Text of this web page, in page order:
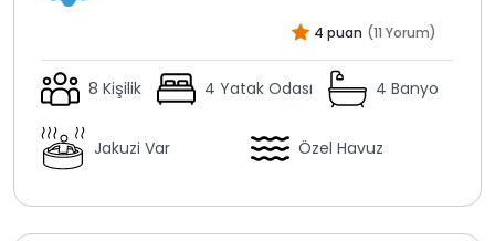
4 puan (11 Yorum)
8 Kişilik 4 Yatak Odası 4 Banyo
Jakuzi Var Özel Havuz